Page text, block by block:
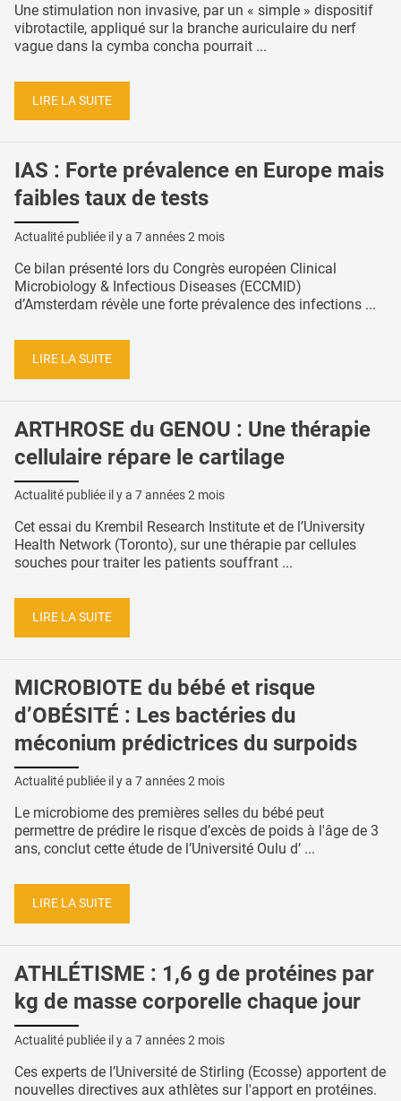
Une stimulation non invasive, par un « simple » dispositif
vibrotactile, appliqué sur la branche auriculaire du nerf
vague dans la cymba concha pourrait ...
LIRE LA SUITE
IAS : Forte prévalence en Europe mais
faibles taux de tests
Actualité publiée il y a 7 années 2 mois
Ce bilan présenté lors du Congrès européen Clinical
Microbiology & Infectious Diseases (ECCMID)
d’Amsterdam révèle une forte prévalence des infections ...
LIRE LA SUITE
ARTHROSE du GENOU : Une thérapie
cellulaire répare le cartilage
Actualité publiée il y a 7 années 2 mois
Cet essai du Krembil Research Institute et de l’University
Health Network (Toronto), sur une thérapie par cellules
souches pour traiter les patients souffrant ...
LIRE LA SUITE
MICROBIOTE du bébé et risque
d’OBÉSITÉ : Les bactéries du
méconium prédictrices du surpoids
Actualité publiée il y a 7 années 2 mois
Le microbiome des premières selles du bébé peut
permettre de prédire le risque d’excès de poids à l'âge de 3
ans, conclut cette étude de l’Université Oulu d’ ...
LIRE LA SUITE
ATHLÉTISME : 1,6 g de protéines par
kg de masse corporelle chaque jour
Actualité publiée il y a 7 années 2 mois
Ces experts de l’Université de Stirling (Ecosse) apportent de
nouvelles directives aux athlètes sur l'apport en protéines.